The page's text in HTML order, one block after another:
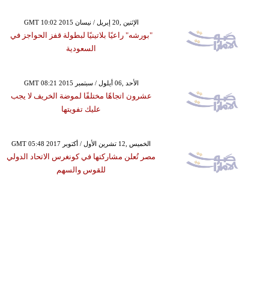
GMT 10:02 2015 الإثنين ,20 إبريل / نيسان
"بورشه" راعيًا بلاتينيًا لبطولة قفز الحواجز في
السعودية
GMT 08:21 2015 الأحد ,06 أيلول / سبتمبر
عشرون اتجاهًا مختلفًا لموضة الخريف لا يجب
عليك تفويتها
GMT 05:48 2017 الخميس ,12 تشرين الأول / أكتوبر
مصر تُعلن مشاركتها في كونغرس الاتحاد الدولي
للقوس والسهم